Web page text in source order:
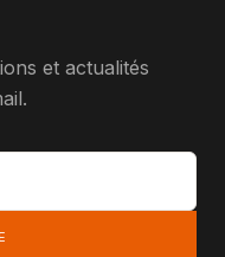
et actualités